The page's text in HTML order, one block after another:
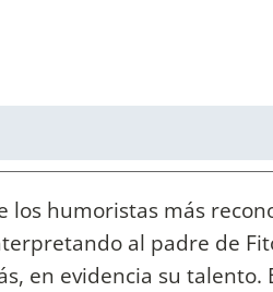
los humoristas más
al padre de
en evidencia su